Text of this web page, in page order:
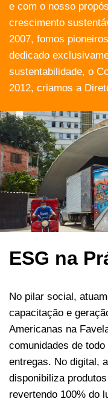
e com o nosso
crescimento
2007, fomos
dedicado
sustentabilidade, o
2012, criamos a
ESG na
No pilar social,
capacitação e
Americanas na
comunidades de
entregas. No digital,
disponibiliza
revertendo 100% do